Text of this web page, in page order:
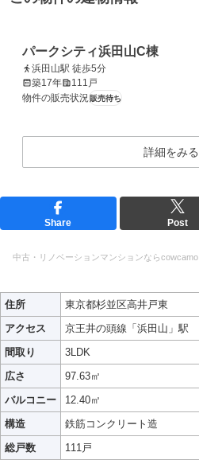
パークシティ浜田山C棟
浜田山駅 徒歩5分
築17年
111戸
物件の販売状況販売待ち
詳細をみる
Share Post
中古・リノベーションマンションならcowcamo
住所
東京都杉並区高井戸東
アクセス
京王井の頭線「浜田山」駅
間取り
3LDK
広さ
97.63㎡
バルコニー
12.40㎡
構造
鉄筋コンクリート造
総戸数
111戸